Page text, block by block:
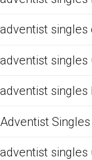
adventist
adventist singles
adventist singles
Adventist
adventist singles